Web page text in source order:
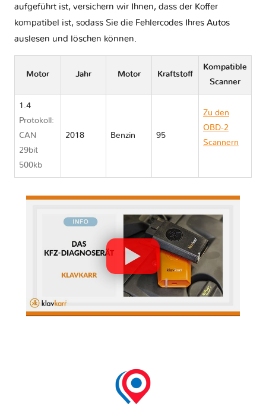
aufgeführt ist, versichern wir Ihnen, dass der Koffer
kompatibel ist, sodass Sie die Fehlercodes Ihres Autos
auslesen und löschen können.
Motor Jahr Motor Kraftstoff
Kompatible
Scanner
1.4
Protokoll:
CAN
29bit
500kb
2018 Benzin 95
Zu den
OBD-2
Scannern